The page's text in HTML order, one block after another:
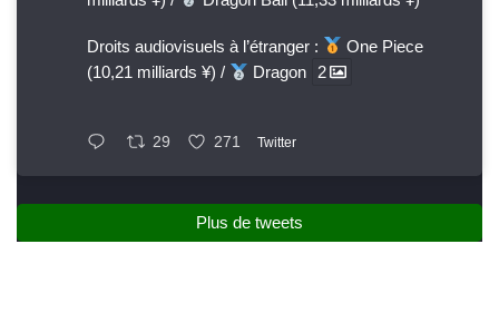
Droits audiovisuels à l’étranger :
One Piece
(10,21 milliards ¥) /
Dragon 2
29 271 Twitter
Plus de tweets